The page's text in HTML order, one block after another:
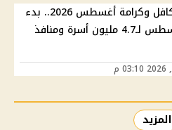
موعد صرف تكافل وكرامة أغسطس 2026.. بدء
الصرف 15 أغسطس لـ4.7 مليون أسرة ومنافذ
المزيد